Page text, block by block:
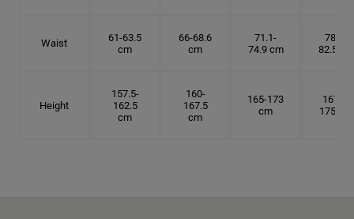
Waist
61-63.5
cm
66-68.6
cm
71.1-
74.9 cm
78.7-
82.5 cm
Height
157.5-
162.5
cm
160-
167.5
cm
165-173
cm
167.5-
175 cm